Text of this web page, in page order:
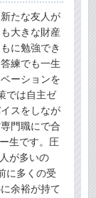
たな友人が
大きな財産
に勉強でき
練でも一生
ーションを
では自主ゼ
スをしなが
門職にで合
生です。圧
が多いの
に多くの受
余裕が持て